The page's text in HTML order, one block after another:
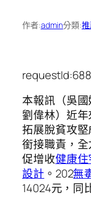
作者:admin分類:
本報訊（吳
劉偉林）近
拓展脫貧攻
銜接職責，
促增收健康住
設計 。202無
14024元，同